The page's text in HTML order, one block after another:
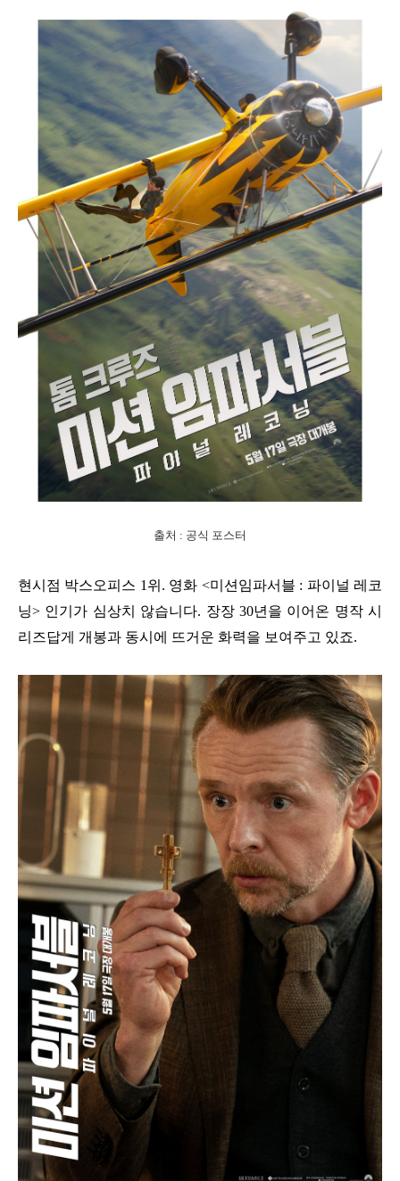
출처 : 공식 포스터
현시점 박스오피스 1위. 영화 <미션임파서블 : 파이널 레코
닝> 인기가 심상치 않습니다. 장장 30년을 이어온 명작 시
리즈답게 개봉과 동시에 뜨거운 화력을 보여주고 있죠.